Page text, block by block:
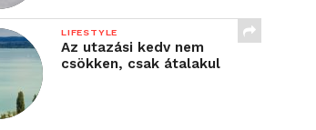
LIFESTYLE
Az utazási kedv nem
csökken, csak átalakul